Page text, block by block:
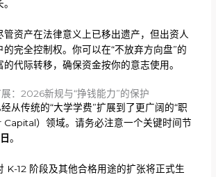
管资产在法律意义上已移出遗产，但出资人
完全控制权。你可以在“不放弃方向盘”的
代际转移，确保资金按你的意志使用。
：2026新规与“挣钱能力”的保护
从传统的“大学学费”扩展到了更广阔的“职
Capital）领域。请务必注意一个关键时间节
。
K-12 阶段及其他合格用途的扩张将正式生